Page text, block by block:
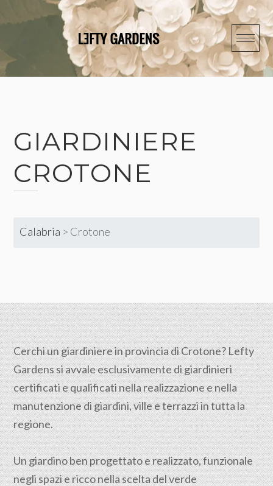
to
GIARDINIERE
CROTONE
Calabria > Crotone
Cerchi un giardiniere in provincia di Crotone? Lefty
Gardens si avvale esclusivamente di giardinieri
certificati e qualificati nella realizzazione e nella
manutenzione di giardini, ville e terrazzi in tutta la
regione.
Un giardino ben progettato e realizzato, funzionale
negli spazi e ricco nella scelta del verde